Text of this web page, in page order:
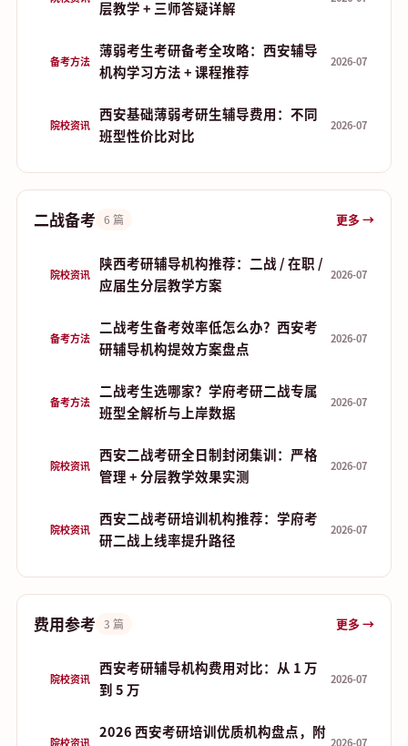
层教学 + 三师答疑详解
备考方法
薄弱考生考研备考全攻略：西安辅导
机构学习方法 + 课程推荐
2026-07
院校资讯
西安基础薄弱考研生辅导费用：不同
班型性价比对比
2026-07
二战备考 6 篇 更多 →
院校资讯
陕西考研辅导机构推荐：二战 / 在职 /
应届生分层教学方案
2026-07
备考方法
二战考生备考效率低怎么办？西安考
研辅导机构提效方案盘点
2026-07
备考方法
二战考生选哪家？学府考研二战专属
班型全解析与上岸数据
2026-07
院校资讯
西安二战考研全日制封闭集训：严格
管理 + 分层教学效果实测
2026-07
院校资讯
西安二战考研培训机构推荐：学府考
研二战上线率提升路径
2026-07
费用参考 3 篇 更多 →
院校资讯
西安考研辅导机构费用对比：从 1 万
到 5 万
2026-07
院校资讯
2026 西安考研培训优质机构盘点，附
2026-07